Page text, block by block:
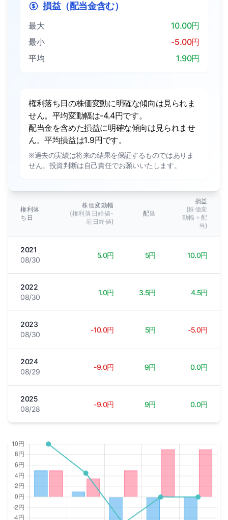
損益（配当金含む）
最大
10.00円
最小
-5.00円
平均
1.90円
権利落ち日の株価変動に明確な傾向は見られま
せん。平均変動幅は-4.4円です。
配当金を含めた損益に明確な傾向は見られませ
ん。平均損益は1.9円です。
※過去の実績は将来の結果を保証するものではありま
せん。投資判断は自己責任でお願いいたします。
権利落
ち日
株価変動幅
(権利落日始値-
前日終値)
配当
損益
(株価変
動幅＋配
当)
2021
08/30
5.0円 5円 10.0円
2022
08/30
1.0円 3.5円 4.5円
2023
08/30
-10.0円 5円 -5.0円
2024
08/29
-9.0円 9円 0.0円
2025
08/28
-9.0円 9円 0.0円